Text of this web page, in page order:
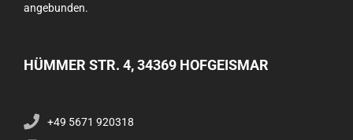
angebunden.
HÜMMER STR. 4, 34369 HOFGEISMAR
+49 5671 920318